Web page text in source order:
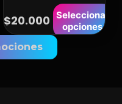
$20.000 Seleccionar
opciones